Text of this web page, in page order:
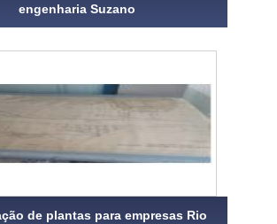
engenharia Suzano
de plantas para empresas Rio